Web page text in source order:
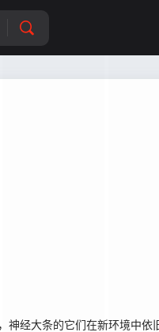
经大条的它们在新环境中依